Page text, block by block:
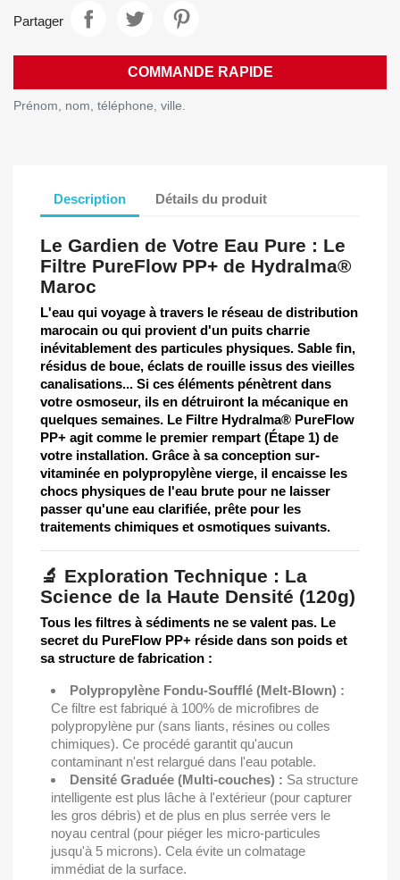
Partager
COMMANDE RAPIDE
Prénom, nom, téléphone, ville.
Description Détails du produit
Le Gardien de Votre Eau Pure : Le
Filtre PureFlow PP+ de Hydralma®
Maroc
L'eau qui voyage à travers le réseau de distribution
marocain ou qui provient d'un puits charrie
inévitablement des particules physiques. Sable fin,
résidus de boue, éclats de rouille issus des vieilles
canalisations... Si ces éléments pénètrent dans
votre osmoseur, ils en détruiront la mécanique en
quelques semaines. Le Filtre Hydralma® PureFlow
PP+ agit comme le premier rempart (Étape 1) de
votre installation. Grâce à sa conception sur-
vitaminée en polypropylène vierge, il encaisse les
chocs physiques de l'eau brute pour ne laisser
passer qu'une eau clarifiée, prête pour les
traitements chimiques et osmotiques suivants.
🔬 Exploration Technique : La
Science de la Haute Densité (120g)
Tous les filtres à sédiments ne se valent pas. Le
secret du PureFlow PP+ réside dans son poids et
sa structure de fabrication :
Polypropylène Fondu-Soufflé (Melt-Blown) :
Ce filtre est fabriqué à 100% de microfibres de
polypropylène pur (sans liants, résines ou colles
chimiques). Ce procédé garantit qu'aucun
contaminant n'est relargué dans l'eau potable.
Densité Graduée (Multi-couches) : Sa structure
intelligente est plus lâche à l'extérieur (pour capturer
les gros débris) et de plus en plus serrée vers le
noyau central (pour piéger les micro-particules
jusqu'à 5 microns). Cela évite un colmatage
immédiat de la surface.